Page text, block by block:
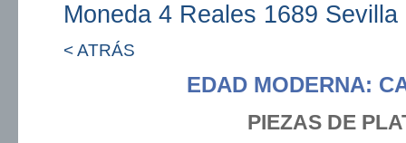
Moneda 4 Reales 1689
< ATRÁS
EDAD MODERNA:
PIEZAS DE